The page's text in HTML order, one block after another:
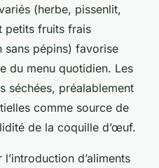
(herbe, pissenlit,
petits fruits frais
sans pépins) favorise
du menu quotidien. Les
séchées, préalablement
comme source de
de la coquille d’œuf.
d’aliments